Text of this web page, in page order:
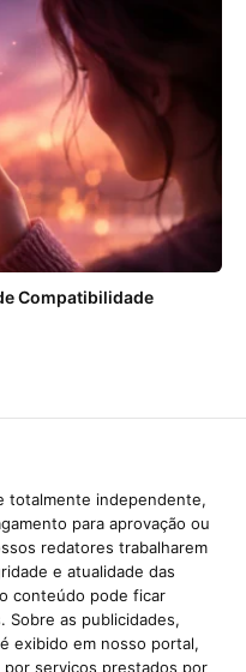
Compatibilidade
totalmente independente,
para aprovação ou
redatores trabalharem
e atualidade das
conteúdo pode ficar
Sobre as publicidades,
exibido em nosso portal,
por serviços prestados por